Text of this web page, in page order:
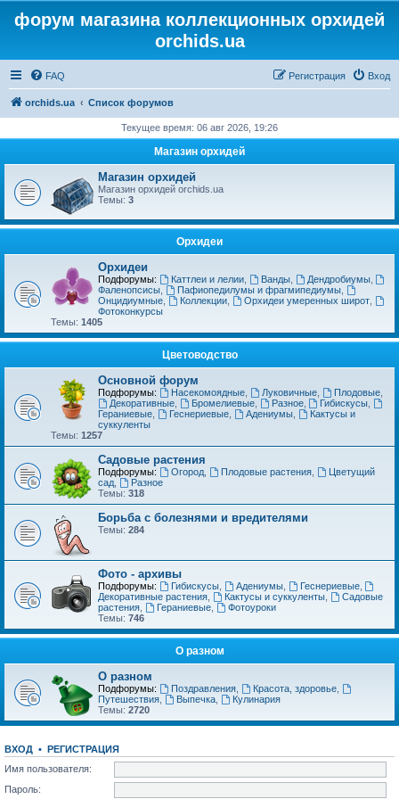
форум магазина коллекционных орхидей
orchids.ua
FAQ Вход
Регистрация
orchids.ua Список форумов
Текущее время: 06 авг 2026, 19:26
Магазин орхидей
Магазин орхидей
Магазин орхидей orchids.ua
Темы: 3
Орхидеи
Орхидеи
Подфорумы: Каттлеи и лелии, Ванды, Дендробиумы,
Фаленопсисы
Пафиопедилумы и фрагмипедиумы,
Онцидиумные
Коллекции, Орхидеи умеренных широт,
Фотоконкурсы
Темы: 1405
Цветоводство
Основной форум
Подфорумы: Насекомоядные, Луковичные, Плодовые,
Декоративные, Бромелиевые, Разное, Гибискусы
Гераниевые
Геснериевые, Адениумы,
Кактусы и
суккуленты
Темы: 1257
Садовые растения
Подфорумы: Огород, Плодовые растения,
Цветущий
сад
Разное
Темы: 318
Борьба с болезнями и вредителями
Темы: 284
Фото - архивы
Подфорумы: Гибискусы, Адениумы, Геснериевые,
Декоративные растения
Кактусы и суккуленты,
Садовые
растения
Гераниевые,
Фотоуроки
Темы: 746
О разном
О разном
Подфорумы: Поздравления, Красота, здоровье,
Путешествия
Выпечка,
Кулинария
Темы: 2720
ВХОД • РЕГИСТРАЦИЯ
Имя пользователя:
Пароль: